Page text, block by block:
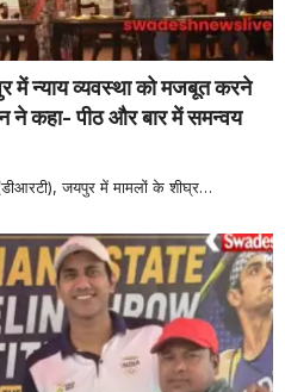
न्याय व्यवस्था को मजबूत करने
ने कहा- पीठ और बार में समन्वय
जयपुर में मामलों के शीघ्र…